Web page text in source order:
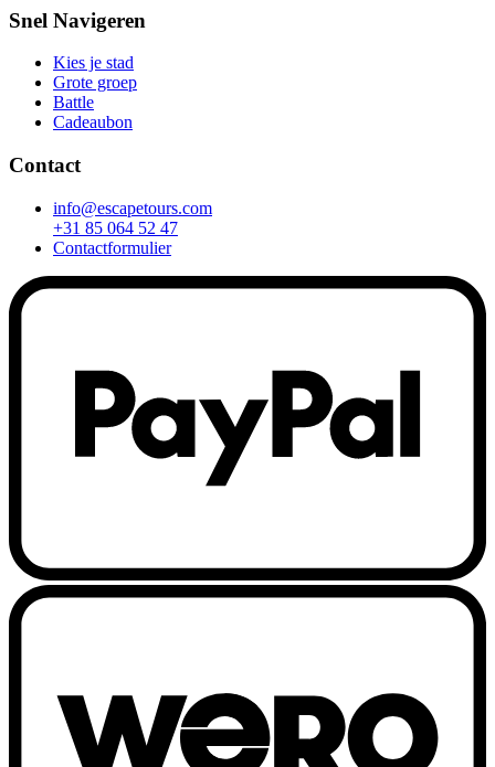
Snel Navigeren
Kies je stad
Grote groep
Battle
Cadeaubon
Contact
info@escapetours.com
+31 85 064 52 47
Contactformulier